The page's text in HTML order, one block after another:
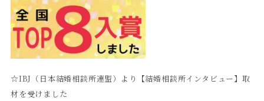
☆IBJ（日本結婚相談所連盟）より【結婚相談所インタビュー】取
材を受けました